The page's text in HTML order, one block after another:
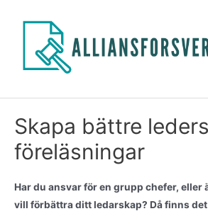
Skapa bättre
föreläsningar
Har du ansvar för en grupp chefer, eller
vill förbättra ditt ledarskap? Då finns